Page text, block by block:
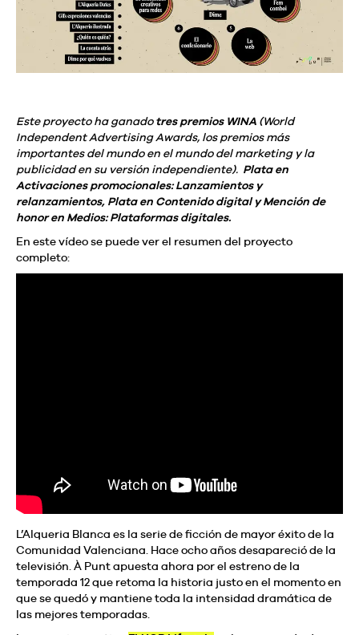
Este proyecto ha ganadotres premios WINA (World
Independent Advertising Awards, los premios más
importantes del mundo en el mundo del marketing y la
publicidad en su versión independiente). Plata en
Activaciones promocionales: Lanzamientos y
relanzamientos, Plata en Contenido digital yMención de
honor en Medios: Plataformas digitales.
En este vídeo se puede ver el resumen del proyecto
completo:
L’Alqueria Blanca es la serie de ficción de mayor éxito de la
Comunidad Valenciana. Hace ocho años desapareció de la
televisión. À Punt apuesta ahora por el estreno de la
temporada 12 que retoma la historia justo en el momento en
que se quedó y mantiene toda la intensidad dramática de
las mejores temporadas.